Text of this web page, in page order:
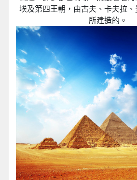
埃及第四王朝，由古夫、卡夫拉
所建造的。